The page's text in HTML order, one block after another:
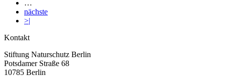
…
nächste
>|
Kontakt
Stiftung Naturschutz Berlin
Potsdamer Straße 68
10785 Berlin